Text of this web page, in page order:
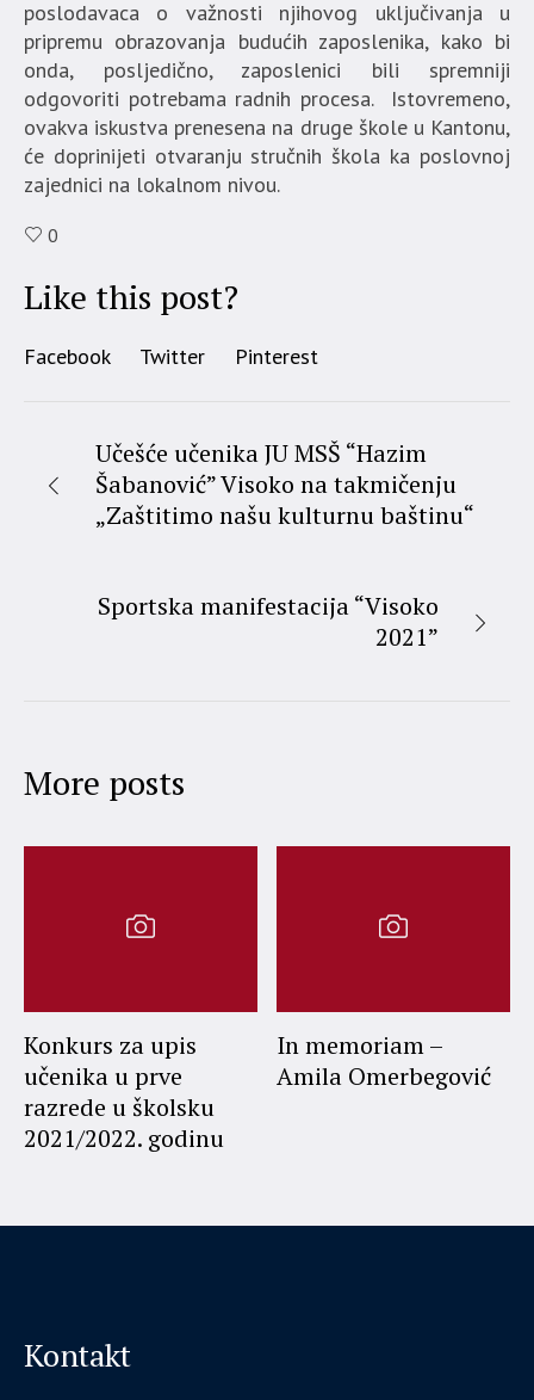
poslodavaca o važnosti njihovog uključivanja u
pripremu obrazovanja budućih zaposlenika, kako bi
onda, posljedično, zaposlenici bili spremniji
odgovoriti potrebama radnih procesa. Istovremeno,
ovakva iskustva prenesena na druge škole u Kantonu,
će doprinijeti otvaranju stručnih škola ka poslovnoj
zajednici na lokalnom nivou.
0
Like this post?
Facebook Twitter Pinterest
Učešće učenika JU MSŠ “Hazim
Šabanović” Visoko na takmičenju
„Zaštitimo našu kulturnu baštinu“
Sportska manifestacija “Visoko
2021”
More posts
Konkurs za upis
učenika u prve
razrede u školsku
2021/2022. godinu
In memoriam –
Amila Omerbegović
Kontakt